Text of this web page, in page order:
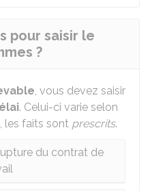
pour saisir le
?
, vous devez saisir
. Celui-ci varie selon
les faits sont prescrits.
du contrat de